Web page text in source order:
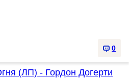
0
(ЛП) - Гордон Догерти